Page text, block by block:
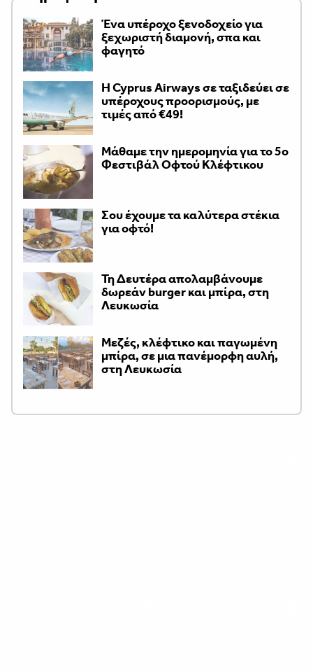
Ένα υπέροχο ξενοδοχείο για
ξεχωριστή διαμονή, σπα και
φαγητό
H Cyprus Airways σε ταξιδεύει σε
υπέροχους προορισμούς, με
τιμές από €49!
Μάθαμε την ημερομηνία για το 5ο
Φεστιβάλ Οφτού Κλέφτικου
Σου έχουμε τα καλύτερα στέκια
για οφτό!
Τη Δευτέρα απολαμβάνουμε
δωρεάν burger και μπίρα, στη
Λευκωσία
Μεζές, κλέφτικο και παγωμένη
μπίρα, σε μια πανέμορφη αυλή,
στη Λευκωσία